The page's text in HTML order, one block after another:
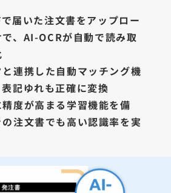
届いた注文書をアップロー
で、AI-OCRが自動で読み取
連携した自動マッチング機
記ゆれも正確に変換
度が高まる学習機能を備
注文書でも高い認識率を実